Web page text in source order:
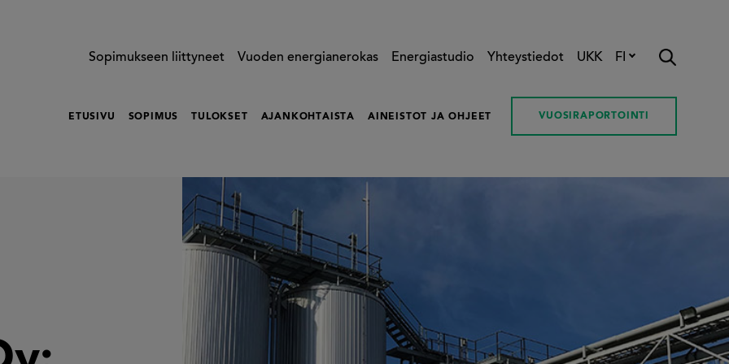
Sopimukseen liittyneet Vuoden energianerokas Energiastudio Yhteystiedot UKK FI
ETUSIVU SOPIMUS TULOKSET AJANKOHTAISTA AINEISTOT JA OHJEET VUOSIRAPORTOINTI